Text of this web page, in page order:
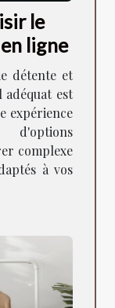
le
ligne
détente et
est
expérience
d'options
complexe
à vos